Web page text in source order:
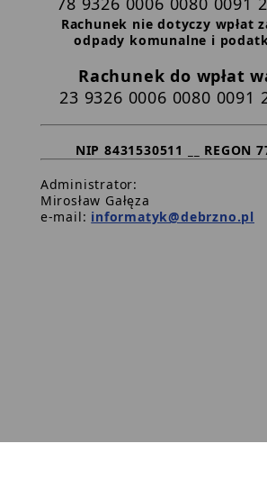
Rachunek nie dotyczy wpłat
odpady komunalne i
Rachunek do wpłat
23 9326 0006 0080 0091
NIP 8431530511 __ REGON
Administrator:
Mirosław Gałęza
e-mail: informatyk@debrzno.pl